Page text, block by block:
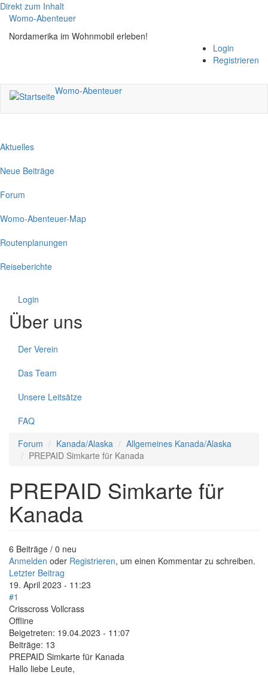
Direkt zum Inhalt
Womo-Abenteuer
Nordamerika im Wohnmobil erleben!
Login
Registrieren
Womo-Abenteuer
Aktuelles
Neue Beiträge
Forum
Womo-Abenteuer-Map
Routenplanungen
Reiseberichte
Login
Über uns
Der Verein
Das Team
Unsere Leitsätze
FAQ
Forum
Kanada/Alaska
Allgemeines Kanada/Alaska
PREPAID Simkarte für Kanada
PREPAID Simkarte für
Kanada
6 Beiträge / 0 neu
Anmelden oder Registrieren, um einen Kommentar zu schreiben.
Letzter Beitrag
19. April 2023 - 11:23
#1
Crisscross Vollcrass
Offline
Beigetreten: 19.04.2023 - 11:07
Beiträge: 13
PREPAID Simkarte für Kanada
Hallo liebe Leute,